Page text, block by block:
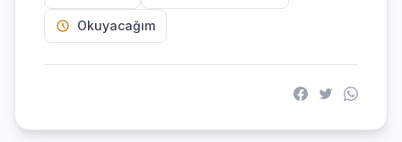
Okuyacağım